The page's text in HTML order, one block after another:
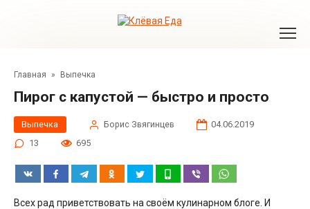
Главная » Выпечка
Пирог с капустой — быстро и просто
Выпечка Борис Звягинцев
04.06.2019
13
695
Всех рад приветствовать на своём кулинарном блоге. И